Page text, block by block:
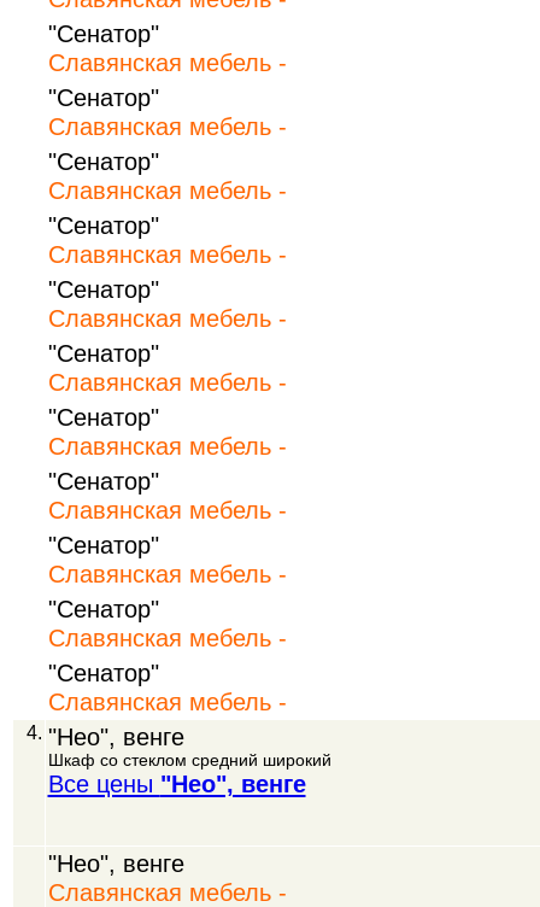
"Сенатор"
Славянская мебель -
"Сенатор"
Славянская мебель -
"Сенатор"
Славянская мебель -
"Сенатор"
Славянская мебель -
"Сенатор"
Славянская мебель -
"Сенатор"
Славянская мебель -
"Сенатор"
Славянская мебель -
"Сенатор"
Славянская мебель -
"Сенатор"
Славянская мебель -
"Сенатор"
Славянская мебель -
"Сенатор"
Славянская мебель -
4. "Нео", венге
Шкаф со стеклом средний широкий
Все цены "Нео", венге
"Нео", венге
Славянская мебель -